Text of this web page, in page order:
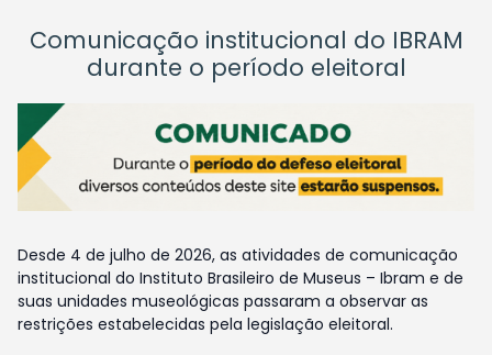
Comunicação institucional do IBRAM
durante o período eleitoral
Desde 4 de julho de 2026, as atividades de comunicação
institucional do Instituto Brasileiro de Museus – Ibram e de
suas unidades museológicas passaram a observar as
restrições estabelecidas pela legislação eleitoral.